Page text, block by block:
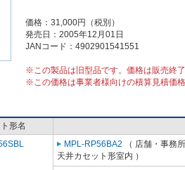
価格：31,000円（税別）
発売日：2005年12月01日
JANコード：4902901541551
※この製品は旧型品です。価格は販売終
※この価格は事業者様向けの積算見積価
形名
MPL-RP56BA2 （ 店舗・事務
天井カセット形室内 ）